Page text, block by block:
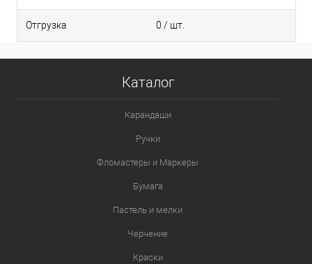
909 - Маджента
Отгрузка 0 / шт.
Каталог
Карандаши
Ручки
Фломастеры и Маркеры
Бумага
Пастель и мелки
Черчение
Краски